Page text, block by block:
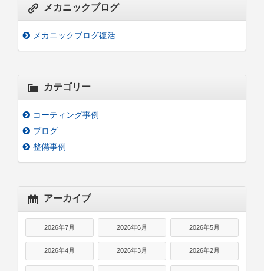
メカニックブログ
メカニックブログ復活
カテゴリー
コーティング事例
ブログ
整備事例
アーカイブ
2026年7月 2026年6月 2026年5月
2026年4月 2026年3月 2026年2月